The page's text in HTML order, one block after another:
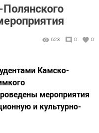
623 0 0
Камско-
мероприятия
и культурно-